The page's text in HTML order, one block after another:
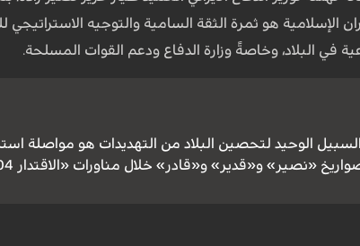
الإسلامية هو ثمرة الثقة السامية والتوجيه
في البلاد، وخاصةً وزارة الدفاع ودعم القوات المسلحة.
الوحيد لتحصين البلاد من التهديدات هو مواصلة
«نصير» و«قدير» و«قادر» خلال مناورات «الاقتدار 1404» الصاروخية